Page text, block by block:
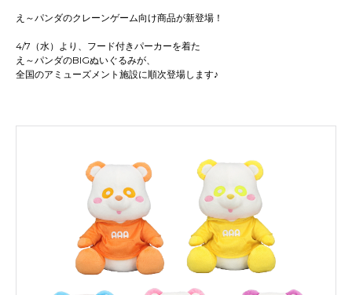
え～パンダのクレーンゲーム向け商品が新登場！
4/7（水）より、フード付きパーカーを着た
え～パンダのBIGぬいぐるみが、
全国のアミューズメント施設に順次登場します♪